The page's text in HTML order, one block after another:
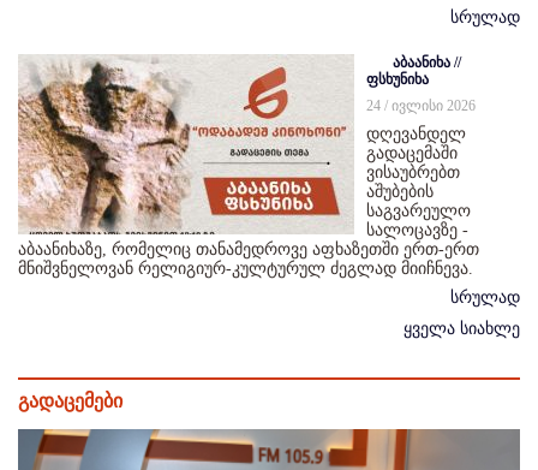
სრულად
აბაანიხა //
ფსხუნიხა
24 / ივლისი 2026
დღევანდელ
გადაცემაში
ვისაუბრებთ
აშუბების
საგვარეულო
სალოცავზე -
აბაანიხაზე, რომელიც თანამედროვე აფხაზეთში ერთ-ერთ
მნიშვნელოვან რელიგიურ-კულტურულ ძეგლად მიიჩნევა.
სრულად
ყველა სიახლე
გადაცემები